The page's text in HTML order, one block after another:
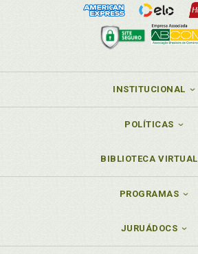
INSTITUCIONAL
POLÍTICAS
BIBLIOTECA VIRTUAL
PROGRAMAS
JURUÁDOCS